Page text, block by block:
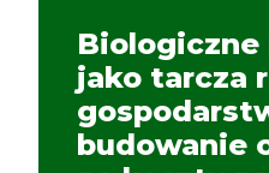
Biologiczne
jako tarcza
budowanie